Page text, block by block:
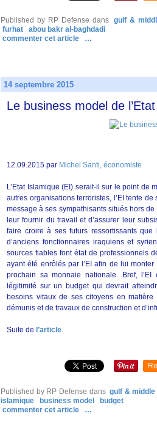
Published by RP Defense dans gulf &
furhat
abou bakr al-baghdadi
commenter cet article
…
14 septembre 2015
Le business model de
12.09.2015 par Michel Santi, économiste
L’Etat Islamique (EI) serait-il sur le point de
autres organisations terroristes, l’EI tente
message à ses sympathisants situés hors
leur fournir du travail et d’assurer leur
faire croire à ses futurs ressortissants
d’anciens fonctionnaires iraquiens et
sources fiables font état de professionnels
ayant été enrôlés par l’EI afin de lui
prochain sa monnaie nationale. Bref,
légitimité sur un budget qui devrait
besoins vitaux de ses citoyens en matière
démunis et de travaux de construction et
Suite de l’article
Published by RP Defense dans gulf &
islamique
business model
budget
commenter cet article
…